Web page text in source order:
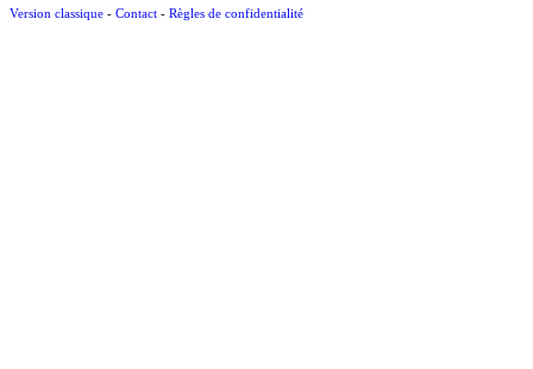
Version classique - Contact - Règles de confidentialité